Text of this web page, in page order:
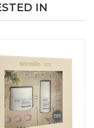
IN